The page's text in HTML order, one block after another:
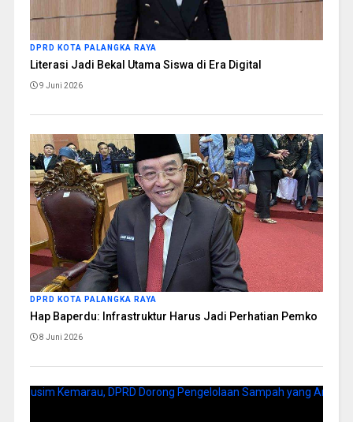
DPRD KOTA PALANGKA RAYA
Literasi Jadi Bekal Utama Siswa di Era Digital
9 Juni 2026
DPRD KOTA PALANGKA RAYA
Hap Baperdu: Infrastruktur Harus Jadi Perhatian Pemko
8 Juni 2026